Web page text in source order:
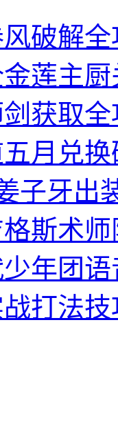
破解全
莲主
获取
月兑
子牙出
斯术
年团
打法